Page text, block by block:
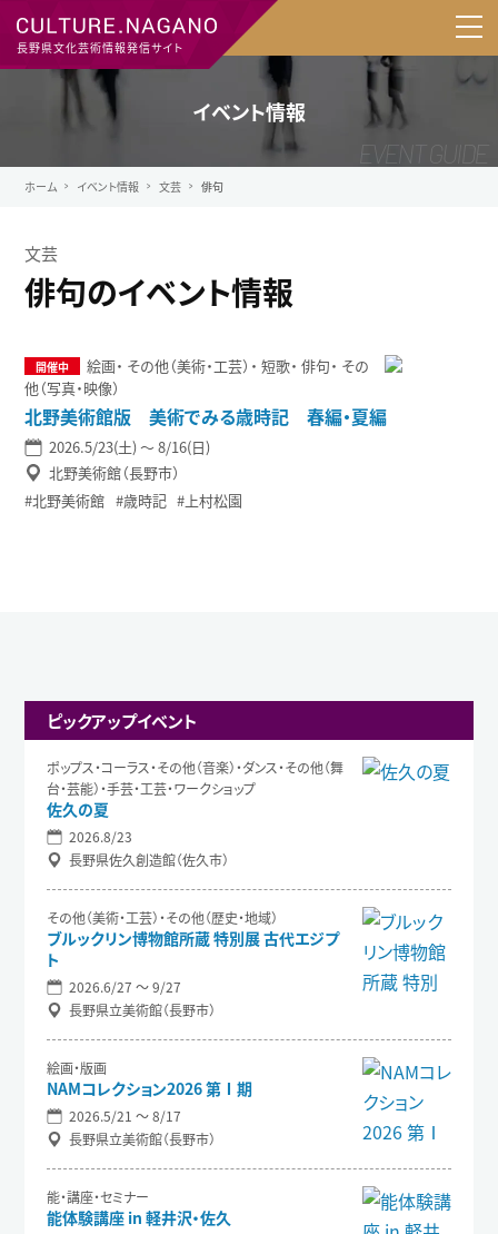
長野県文化芸術情報発信サイト
イベント情報
ホーム イベント情報 文芸 俳句
文芸
俳句のイベント情報
絵画 その他（美術・工芸） 短歌 俳句
その
他（写真・映像）
北野美術館版 美術でみる歳時記 春編・夏編
2026.5/23(土) 〜 8/16(日)
北野美術館（長野市）
北野美術館
歳時記 上村松園
ピックアップイベント
ポップス・コーラス・その他（音楽）・ダンス・その他（舞
台・芸能）・手芸・工芸・ワークショップ
佐久の夏
2026.8/23
長野県佐久創造館（佐久市）
その他（美術・工芸）・その他（歴史・地域）
ブルックリン博物館所蔵 特別展 古代エジプ
ト
2026.6/27 〜 9/27
長野県立美術館（長野市）
絵画・版画
NAMコレクション2026 第Ⅰ期
2026.5/21 〜 8/17
長野県立美術館（長野市）
能・講座・セミナー
能体験講座 in 軽井沢・佐久